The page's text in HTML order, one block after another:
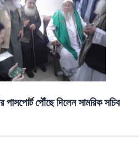
পাসপোর্ট পৌঁছে দিলেন সামরিক সচিব